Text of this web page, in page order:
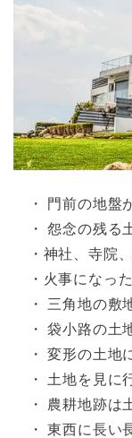
・ 門前の地盤
・ 怨念の残る
・神社、寺院
・火事になっ
・ 三角地の敷
・ 袋小路の土
・ 変形の土地
・ 土地を見に
・ 農耕地跡は
・ 東西に長い